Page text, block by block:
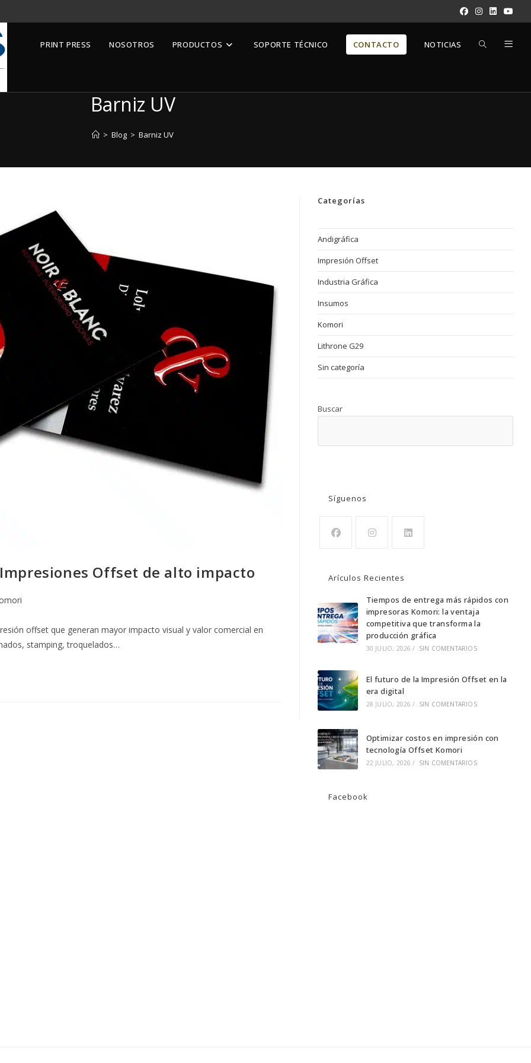
PRINT PRESS NOSOTROS PRODUCTOS SOPORTE TÉCNICO CONTACTO NOTICIAS ALTERNAR
Barniz UV
> Blog > Barniz UV
Offset de alto impacto
offset que generan mayor impacto visual y valor comercial en
stamping, troquelados…
Categorías
Andigráfica
Impresión Offset
Industria Gráfica
Insumos
Komori
Lithrone G29
Sin categoría
Buscar
Síguenos
una
nueva
pestaña
una
nueva
pestaña
una
nueva
pestaña
Arículos Recientes
Tiempos de entrega más rápidos con
impresoras Komori: la ventaja
competitiva que transforma la
producción gráfica
30 JULIO, 2026 / SIN COMENTARIOS
El futuro de la Impresión Offset en la
era digital
28 JULIO, 2026 / SIN COMENTARIOS
Optimizar costos en impresión con
tecnología Offset Komori
22 JULIO, 2026 / SIN COMENTARIOS
Facebook